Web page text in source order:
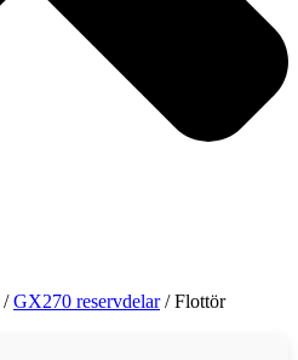
/GX270 reservdelar/ Flottör